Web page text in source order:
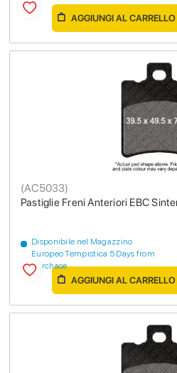
AGGIUNGI AL CARRELLO
Pastiglie Freni Anteriori EBC
(AC5033)
Disponibile nel Magazzino
Europeo Tempistica 5 Days from
purchase
AGGIUNGI AL CARRELLO